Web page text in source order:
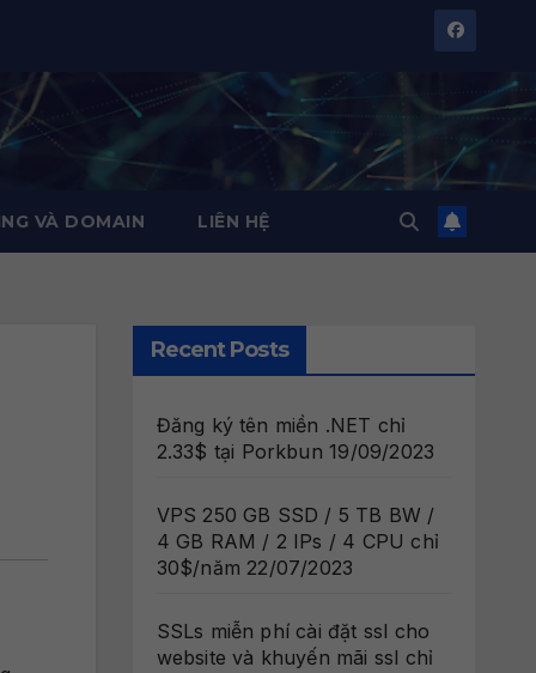
VÀ DOMAIN LIÊN HỆ
Recent Posts
Đăng ký tên miền .NET chỉ
2.33$ tại Porkbun 19/09/2023
VPS 250 GB SSD / 5 TB BW /
4 GB RAM / 2 IPs / 4 CPU chỉ
30$/năm 22/07/2023
SSLs miễn phí cài đặt ssl cho
website và khuyến mãi ssl chỉ